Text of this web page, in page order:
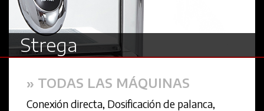
Strega
» TODAS LAS MÁQUINAS
Conexión directa, Dosificación de palanca,